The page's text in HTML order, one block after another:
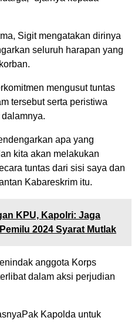
Sigit mengatakan dirinya
seluruh harapan yang
mengusut tuntas
tersebut serta peristiwa
apa yang
kita akan melakukan
tuntas dari sisi saya dan
Kabareskrim itu.
KPU, Kapolri: Jaga
2024 Syarat Mutlak
anggota Korps
dalam aksi perjudian
Kapolda untuk